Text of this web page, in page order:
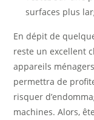
surfaces plus
En dépit de
reste un excellent
appareils
permettra de
risquer
machines. Alors,